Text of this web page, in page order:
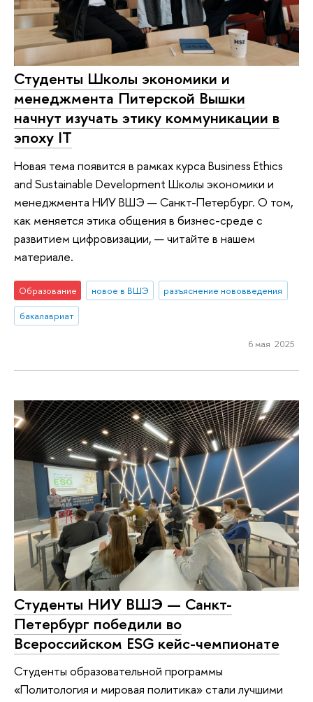
Студенты Школы экономики и
менеджмента Питерской Вышки
начнут изучать этику коммуникации в
эпоху IT
Новая тема появится в рамках курса Business Ethics
and Sustainable Development Школы экономики и
менеджмента НИУ ВШЭ — Санкт-Петербург. О том,
как меняется этика общения в бизнес-среде с
развитием цифровизации, — читайте в нашем
материале.
Образование новое в ВШЭ
разъяснение нововведения
бакалавриат
6 мая 2025
Студенты НИУ ВШЭ — Санкт-
Петербург победили во
Всероссийском ESG кейс-чемпионате
Студенты образовательной программы
«Политология и мировая политика» стали лучшими